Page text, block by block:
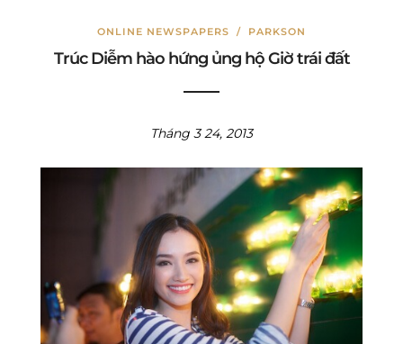
ONLINE NEWSPAPERS / PARKSON
Trúc Diễm hào hứng ủng hộ Giờ trái đất
Tháng 3 24, 2013